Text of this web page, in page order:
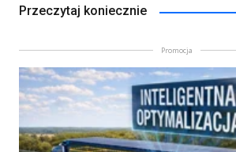
Przeczytaj koniecznie
Promocja